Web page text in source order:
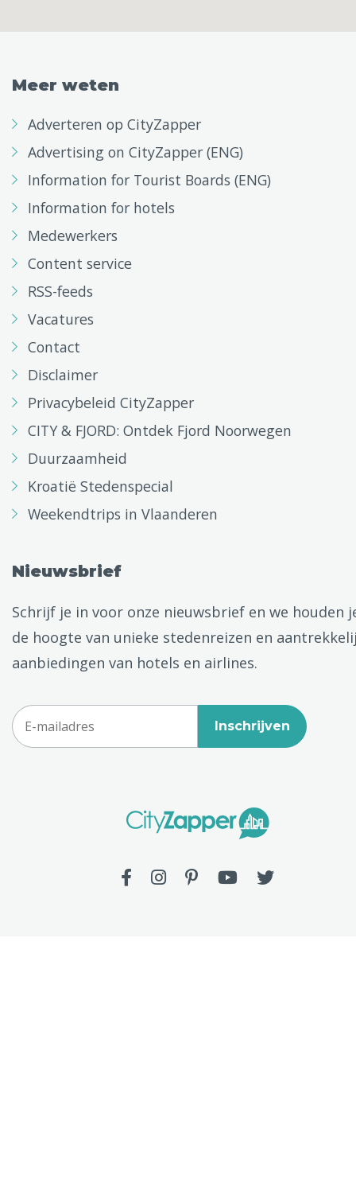
Meer weten
Adverteren op CityZapper
Advertising on CityZapper (ENG)
Information for Tourist Boards (ENG)
Information for hotels
Medewerkers
Content service
RSS-feeds
Vacatures
Contact
Disclaimer
Privacybeleid CityZapper
CITY & FJORD: Ontdek Fjord Noorwegen
Duurzaamheid
Kroatië Stedenspecial
Weekendtrips in Vlaanderen
Nieuwsbrief
Schrijf je in voor onze nieuwsbrief en we houden
de hoogte van unieke stedenreizen en
aanbiedingen van hotels en airlines.
Inschrijven